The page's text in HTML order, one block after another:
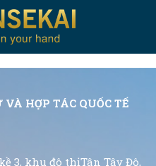
HỢP TÁC QUỐC TẾ
3, khu đô thịTân Tây Đô,